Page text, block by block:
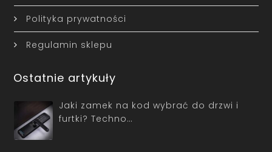
Polityka prywatności
Regulamin sklepu
Ostatnie artykuły
Jaki zamek na kod wybrać do drzwi i
furtki? Techno…